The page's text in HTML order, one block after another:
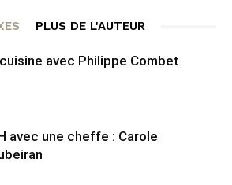
PLUS DE L'AUTEUR
avec Philippe Combet
avec une cheffe : Carole